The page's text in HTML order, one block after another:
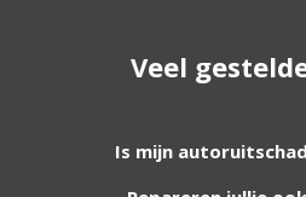
verder!
Wij zijn continu bezig met
Veel
Is mijn